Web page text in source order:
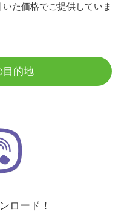
た価格でご提供していま
目的地
ロード！